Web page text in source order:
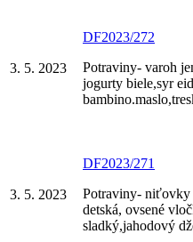
3. 5. 2023
DF2023/272
Potraviny- varoh
jogurty biele,syr
3. 5. 2023
DF2023/271
Potraviny- niťovky
detská, ovsené
sladký,jahodový